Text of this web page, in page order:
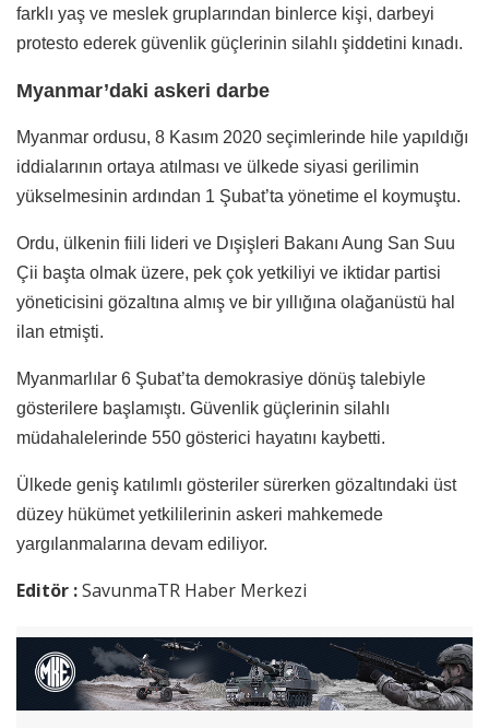
farklı yaş ve meslek gruplarından binlerce kişi, darbeyi
protesto ederek güvenlik güçlerinin silahlı şiddetini kınadı.
Myanmar’daki askeri darbe
Myanmar ordusu, 8 Kasım 2020 seçimlerinde hile yapıldığı
iddialarının ortaya atılması ve ülkede siyasi gerilimin
yükselmesinin ardından 1 Şubat’ta yönetime el koymuştu.
Ordu, ülkenin fiili lideri ve Dışişleri Bakanı Aung San Suu
Çii başta olmak üzere, pek çok yetkiliyi ve iktidar partisi
yöneticisini gözaltına almış ve bir yıllığına olağanüstü hal
ilan etmişti.
Myanmarlılar 6 Şubat’ta demokrasiye dönüş talebiyle
gösterilere başlamıştı. Güvenlik güçlerinin silahlı
müdahalelerinde 550 gösterici hayatını kaybetti.
Ülkede geniş katılımlı gösteriler sürerken gözaltındaki üst
düzey hükümet yetkililerinin askeri mahkemede
yargılanmalarına devam ediliyor.
Editör :SavunmaTR Haber Merkezi